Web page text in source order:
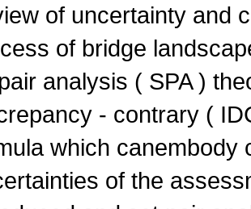
of uncertainty and
of bridge
analysis ( SPA )
- contrary (
which canembody
of the